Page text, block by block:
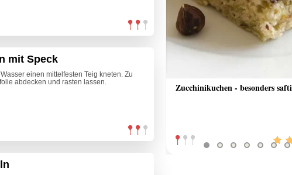
mit Speck
einen mittelfesten Teig kneten. Zu
abdecken und rasten lassen.
Zucchinikuchen - besonders
Zitronenrisotto mit Räucherlachs, Rote